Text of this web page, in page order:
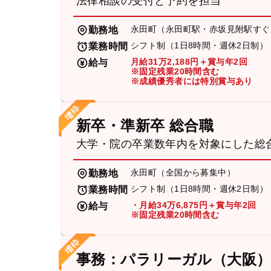
勤務地 永田町（永田町駅・赤坂見附駅すぐ
業務時間 シフト制（1日8時間・週休2日制）
給与
月給31万2,188円＋賞与年2回
※固定残業20時間含む
※成績優秀者には特別賞与あり
新卒・準新卒 総合職
大学・院の卒業数年内を対象にした総
勤務地 永田町（全国から募集中）
業務時間 シフト制（1日8時間・週休2日制）
給与
・月給34万6,875円＋賞与年2回
※固定残業20時間含む
事務：パラリーガル（大阪）